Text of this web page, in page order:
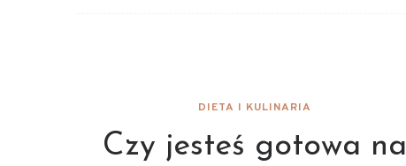
DIETA I KULINARIA
Czy jesteś gotowa na